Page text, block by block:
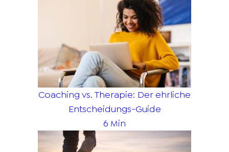
Coaching vs. Therapie: Der ehrliche
Entscheidungs-Guide
6 Min